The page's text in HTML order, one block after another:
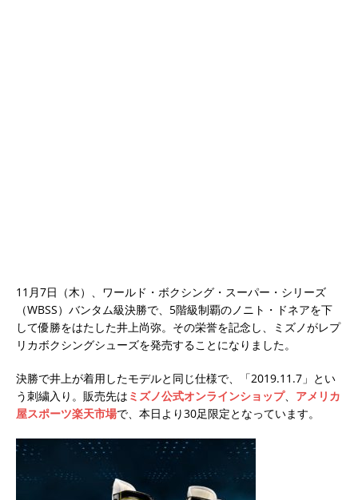
11月7日（木）、ワールド・ボクシング・スーパー・シリーズ
（WBSS）バンタム級決勝で、5階級制覇のノニト・ドネアを下
して優勝をはたした井上尚弥。その栄誉を記念し、ミズノがレプ
リカボクシングシューズを発売することになりました。
決勝で井上が着用したモデルと同じ仕様で、「2019.11.7」とい
う刺繍入り。販売先は ミズノ公式オンラインショップ、 アメリカ
屋スポーツ楽天市場で、本日より30足限定となっています。